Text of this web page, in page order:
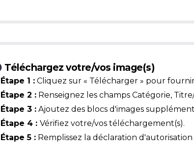
Téléchargez votre/vos image(s)
Étape 1 : Cliquez sur « Télécharger » pour
Étape 2 : Renseignez les champs Catégorie,
Étape 3 : Ajoutez des blocs d'images
Étape 4 : Vérifiez votre/vos téléchargement(s).
Étape 5 : Remplissez la déclaration